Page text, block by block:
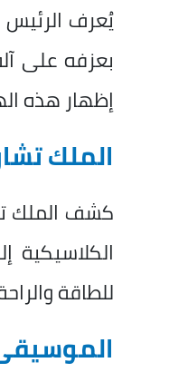
يُعرف الرئيس
بعزفه على
إظهار هذه
الملك
كشف الملك
الكلاسيكية
للطاقة